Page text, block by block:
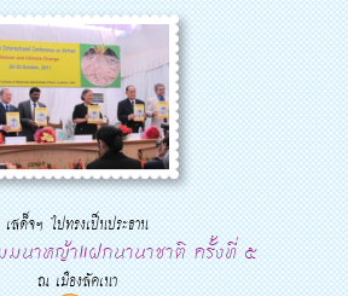
เสด็จฯ ไปทรงเป็นประธาน
มนาหญ้าแฝกนานาชาติ ครั้งที่ ๕
ณ เมืองลัคเนา